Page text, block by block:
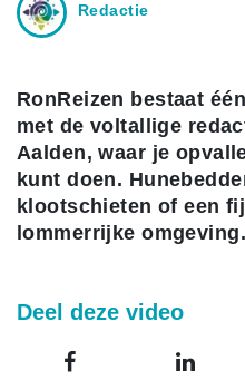
Redactie
RonReizen bestaat
met de voltallige
Aalden, waar je
kunt doen.
klootschieten of een
lommerrijke
Deel deze video